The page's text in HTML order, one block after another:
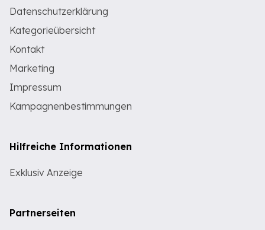
Datenschutzerklärung
Kategorieübersicht
Kontakt
Marketing
Impressum
Kampagnenbestimmungen
Hilfreiche Informationen
Exklusiv Anzeige
Partnerseiten